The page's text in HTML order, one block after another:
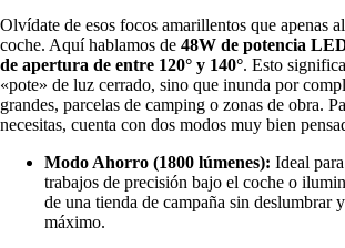
Olvídate de esos focos amarillentos que apenas
coche. Aquí hablamos de 48W de potencia
de apertura de entre 120° y 140°. Esto
«pote» de luz cerrado, sino que inunda por
grandes, parcelas de camping o zonas de obra.
necesitas, cuenta con dos modos muy bien
Modo Ahorro (1800 lúmenes): Ideal
trabajos de precisión bajo el coche o
de una tienda de campaña sin deslumbrar
máximo.